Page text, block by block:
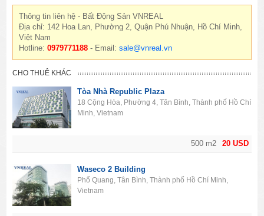
Thông tin liên hệ - Bất Động Sản VNREAL
Địa chỉ: 142 Hoa Lan, Phường 2, Quận Phú Nhuận, Hồ Chí Minh,
Việt Nam
Hotline:0979771188 - Email:sale@vnreal.vn
CHO THUÊ KHÁC
20 USD
500 m2
Tòa Nhà Republic Plaza
18 Cộng Hòa, Phường 4, Tân Bình, Thành phố Hồ Chí
Minh, Vietnam
Waseco 2 Building
Phổ Quang, Tân Bình, Thành phố Hồ Chí Minh,
Vietnam